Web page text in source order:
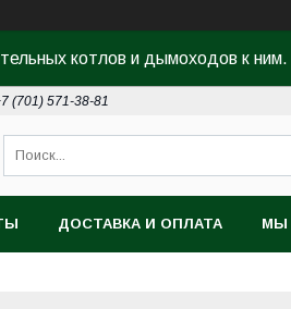
котлов и дымоходов к ним.
(701) 571-38-81
ДОСТАВКА И ОПЛАТА МЫ